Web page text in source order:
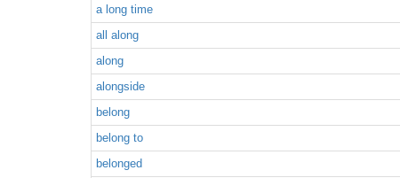
a long time
all along
along
alongside
belong
belong to
belonged